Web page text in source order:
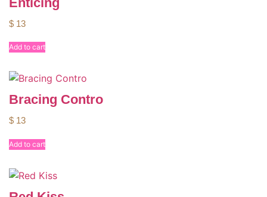
$ 13
Add to cart
Bracing Contro
$ 13
Add to cart